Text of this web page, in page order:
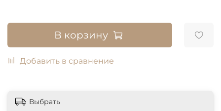
В корзину
Добавить в сравнение
Выбрать